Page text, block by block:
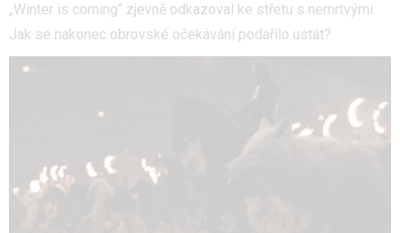
„Winter is coming“ zjevně odkazoval ke střetu s nemrtvými.
Jak se nakonec obrovské očekávání podařilo ustát?